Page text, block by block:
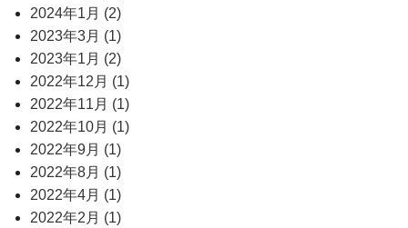
2024年1月 (2)
2023年3月 (1)
2023年1月 (2)
2022年12月 (1)
2022年11月 (1)
2022年10月 (1)
2022年9月 (1)
2022年8月 (1)
2022年4月 (1)
2022年2月 (1)